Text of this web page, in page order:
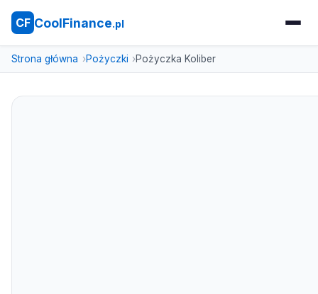
CF CoolFinance.pl
Strona główna Pożyczki Pożyczka Koliber